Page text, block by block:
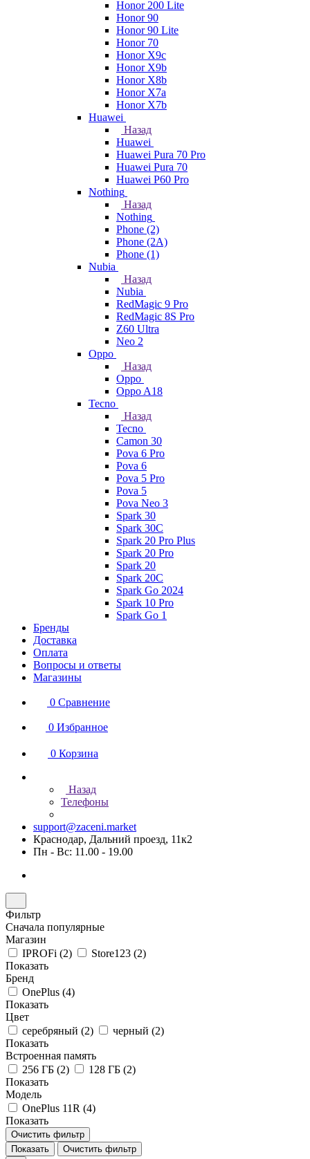
Honor 200 Lite
Honor 90
Honor 90 Lite
Honor 70
Honor X9c
Honor X9b
Honor X8b
Honor X7a
Honor X7b
Huawei
Назад
Huawei
Huawei Pura 70 Pro
Huawei Pura 70
Huawei P60 Pro
Nothing
Назад
Nothing
Phone (2)
Phone (2A)
Phone (1)
Nubia
Назад
Nubia
RedMagic 9 Pro
RedMagic 8S Pro
Z60 Ultra
Neo 2
Oppo
Назад
Oppo
Oppo A18
Tecno
Назад
Tecno
Camon 30
Pova 6 Pro
Pova 6
Pova 5 Pro
Pova 5
Pova Neo 3
Spark 30
Spark 30C
Spark 20 Pro Plus
Spark 20 Pro
Spark 20
Spark 20C
Spark Go 2024
Spark 10 Pro
Spark Go 1
Бренды
Доставка
Оплата
Вопросы и ответы
Магазины
0 Сравнение
0 Избранное
0 Корзина
Назад
Телефоны
support@zaceni.market
Краснодар, Дальний проезд, 11к2
Пн - Вс: 11.00 - 19.00
Фильтр
Сначала популярные
Магазин
IPROFi (2) Store123 (2)
Показать
Бренд
OnePlus (4)
Показать
Цвет
серебряный (2) черный (2)
Показать
Встроенная память
256 ГБ (2) 128 ГБ (2)
Показать
Модель
OnePlus 11R (4)
Показать
Очистить фильтр
Показать
Очистить фильтр